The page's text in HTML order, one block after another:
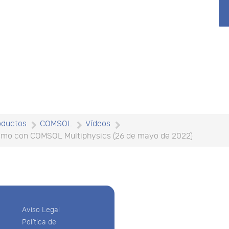
COMSOL
Vídeos
con COMSOL Multiphysics (26 de mayo de 2022)
Aviso Legal
Política de